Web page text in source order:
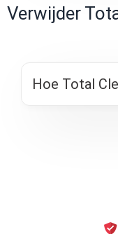
Verwijder
Hoe Total